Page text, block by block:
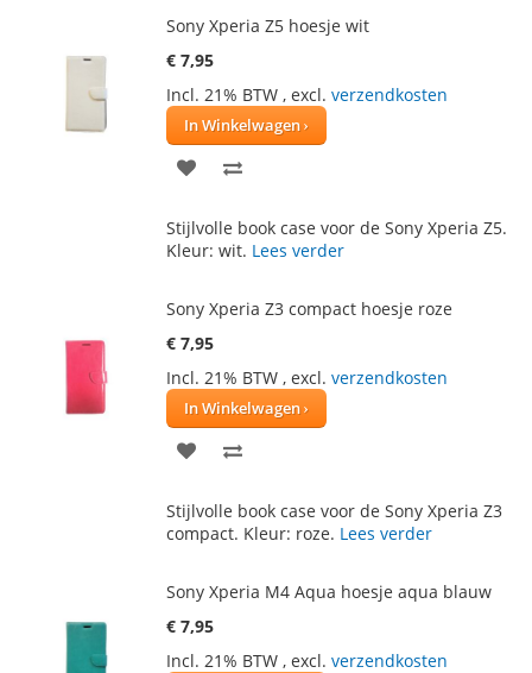
Sony Xperia Z5 hoesje wit
€ 7,95
Incl. 21% BTW , excl. verzendkosten
In Winkelwagen
VOEG
AAN
TE
Stijlvolle book case voor de Sony Xperia Z5.
Kleur: wit. Lees verder
Sony Xperia Z3 compact hoesje roze
€ 7,95
Incl. 21% BTW , excl. verzendkosten
In Winkelwagen
VOEG
AAN TE
Stijlvolle book case voor de Sony Xperia Z3
compact. Kleur: roze. Lees verder
Sony Xperia M4 Aqua hoesje aqua blauw
€ 7,95
Incl. 21% BTW , excl. verzendkosten